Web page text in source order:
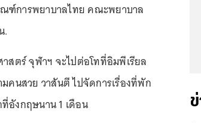
ฑ์การพยาบาลไทย คณะพยาบาล
.
สตร์ จุฬาฯ จะไปต่อโทที่อิมพีเรียล
คนสวย วาสันตี ไปจัดการเรื่องที่พัก
อังกฤษนาน 1 เดือน